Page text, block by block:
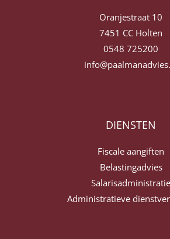
Oranjestraat 10
7451 CC Holten
0548 725200
DIENSTEN
Fiscale aangiften
Belastingadvies
Salarisadministratie
Administratieve